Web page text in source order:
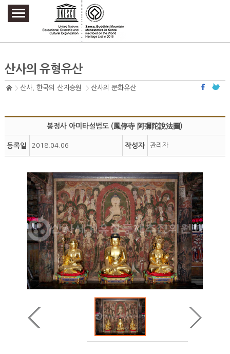
주요메뉴 바로가기
본문 바로가기
하단메뉴 바로가기
산사의 유형유산
산사, 한국의 산지승원 산사의 문화유산
봉정사 아미타설법도 (鳳停寺 阿彌陀說法圖)
등록일 2018.04.06 작성자 관리자